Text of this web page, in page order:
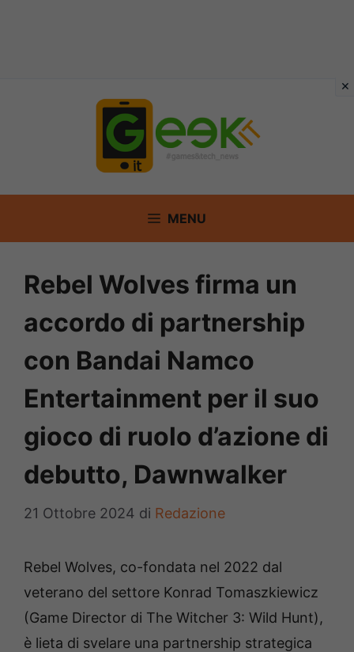
MENU
Rebel Wolves firma un
accordo di partnership
con Bandai Namco
Entertainment per il suo
gioco di ruolo d’azione di
debutto, Dawnwalker
21 Ottobre 2024 di Redazione
Rebel Wolves, co-fondata nel 2022 dal
veterano del settore Konrad Tomaszkiewicz
(Game Director di The Witcher 3: Wild Hunt),
è lieta di svelare una partnership strategica